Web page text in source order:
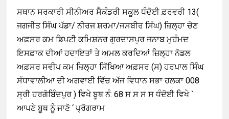
ਸਥਾਨ ਸਰਕਾਰੀ ਸੀਨੀਅਰ ਸੈਕੰਡਰੀ ਸਕੂਲ ਧੰਦੋਈ ਫ਼ਰਵਰੀ 13(
ਜਗਜੀਤ ਸਿੰਘ ਪੱਡਾ/ ਨੀਰਜ ਸ਼ਰਮਾ/ਜਸਬੀਰ ਸਿੰਘ) ਜ਼ਿਲ੍ਹਾ ਚੋਣ
ਅਫ਼ਸਰ ਕਮ ਡਿਪਟੀ ਕਮਿਸ਼ਨਰ ਗੁਰਦਾਸਪੁਰ ਜਨਾਬ ਮੁਹੰਮਦ
ਇਸਫ਼ਾਕ ਦੀਆਂ ਹਦਾਇਤਾਂ ਤੇ ਅਮਲ ਕਰਦਿਆਂ ਜ਼ਿਲ੍ਹਾ ਨੋਡਲ
ਅਫ਼ਸਰ ਸਵੀਪ ਕਮ ਜ਼ਿਲ੍ਹਾ ਸਿੱਖਿਆ ਅਫ਼ਸਰ (ਸ) ਹਰਪਾਲ ਸਿੰਘ
ਸੰਧਾਵਾਲੀਆ ਦੀ ਅਗਵਾਈ ਵਿੱਚ ਅੱਜ ਵਿਧਾਨ ਸਭਾ ਹਲਕਾ 008
ਸ੍ਰੀ ਹਰਗੋਬਿੰਦਪੁਰ ) ਵਿਖੇ ਬੂਥ ਨੰ: 68 ਸ ਸ ਸ ਸ ਧੰਦੋਈ ਵਿਖੇ `
ਆਪਣੇ ਬੂਥ ਨੂੰ ਜਾਣੋ ‘ ਪ੍ਰੋਗਰਾਮ